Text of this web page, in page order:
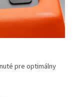
pre optimálny